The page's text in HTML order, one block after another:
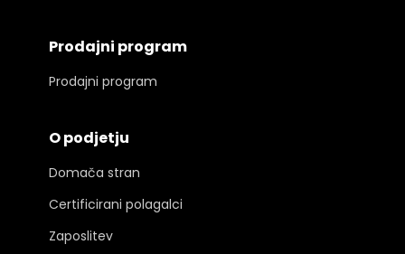
Prodajni program
Prodajni program
O podjetju
Domača stran
Certificirani polagalci
Zaposlitev